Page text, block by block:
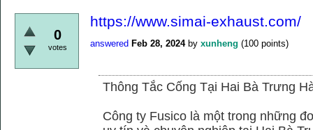
0
votes
https://www.simai-exhaust.com/
answered Feb 28, 2024 by xunheng (100 points)
Thông Tắc Cống Tại Hai Bà Trưng
Công ty Fusico là một trong những